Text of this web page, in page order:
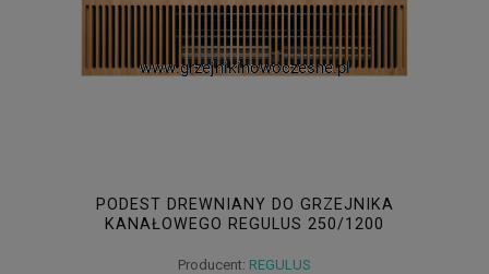
PODEST DREWNIANY DO GRZEJNIKA
KANAŁOWEGO REGULUS 250/1200
Producent: REGULUS